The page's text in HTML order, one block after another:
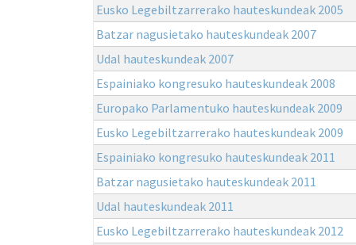
Eusko Legebiltzarrerako hauteskundeak 2005
Batzar nagusietako hauteskundeak 2007
Udal hauteskundeak 2007
Espainiako kongresuko hauteskundeak 2008
Europako Parlamentuko hauteskundeak 2009
Eusko Legebiltzarrerako hauteskundeak 2009
Espainiako kongresuko hauteskundeak 2011
Batzar nagusietako hauteskundeak 2011
Udal hauteskundeak 2011
Eusko Legebiltzarrerako hauteskundeak 2012